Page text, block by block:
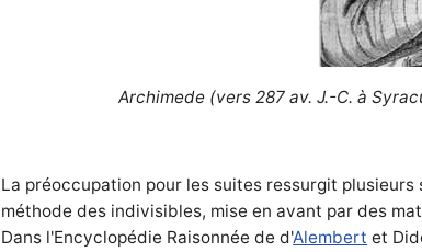
Archimede (vers 287 av. J.-C. à
La préoccupation pour les suites ressurgit
méthode des indivisibles, mise en avant par des
Dans l'Encyclopédie Raisonnée de d'Alembert et